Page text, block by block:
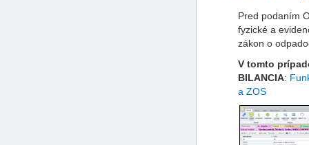
Pred podaním
fyzické a
zákon o
V tomto
BILANCIA:
a ZOS